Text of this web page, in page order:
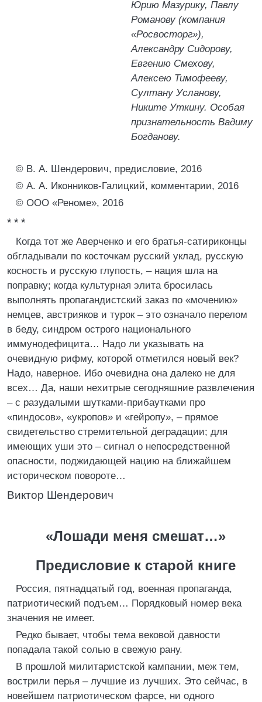
Юрию Мазурику, Павлу
Романову (компания
«Росвосторг»),
Александру Сидорову,
Евгению Смехову,
Алексею Тимофееву,
Султану Усланову,
Никите Уткину. Особая
признательность Вадиму
Богданову.
© В. А. Шендерович, предисловие, 2016
© А. А. Иконников-Галицкий, комментарии, 2016
© ООО «Реноме», 2016
* * *
Когда тот же Аверченко и его братья-сатириконцы
обгладывали по косточкам русский уклад, русскую
косность и русскую глупость, – нация шла на
поправку; когда культурная элита бросилась
выполнять пропагандистский заказ по «мочению»
немцев, австрияков и турок – это означало перелом
в беду, синдром острого национального
иммунодефицита… Надо ли указывать на
очевидную рифму, которой отметился новый век?
Надо, наверное. Ибо очевидна она далеко не для
всех… Да, наши нехитрые сегодняшние развлечения
– с разудалыми шутками-прибаутками про
«пиндосов», «укропов» и «гейропу», – прямое
свидетельство стремительной деградации; для
имеющих уши это – сигнал о непосредственной
опасности, поджидающей нацию на ближайшем
историческом повороте…
Виктор Шендерович
«Лошади меня смешат…»
Предисловие к старой книге
Россия, пятнадцатый год, военная пропаганда,
патриотический подъем… Порядковый номер века
значения не имеет.
Редко бывает, чтобы тема вековой давности
попадала такой солью в свежую рану.
В прошлой милитаристской кампании, меж тем,
вострили перья – лучшие из лучших. Это сейчас, в
новейшем патриотическом фарсе, ни одного